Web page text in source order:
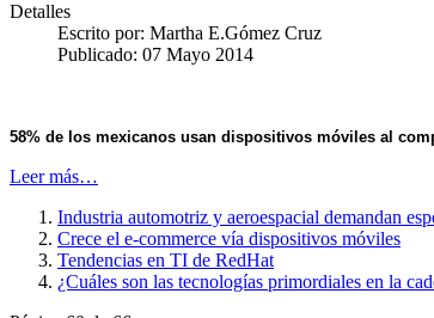
Detalles
Escrito por: Martha E.Gómez Cruz
Publicado: 07 Mayo 2014
58% de los mexicanos usan dispositivos móviles al
Leer más…
Industria automotriz y aeroespacial demandan
Crece el e-commerce vía dispositivos móviles
Tendencias en TI de RedHat
¿Cuáles son las tecnologías primordiales en la